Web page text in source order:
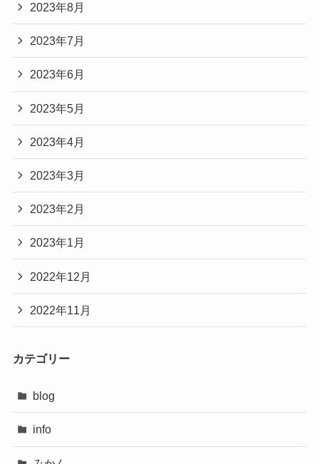
2023年8月
2023年7月
2023年6月
2023年5月
2023年4月
2023年3月
2023年2月
2023年1月
2022年12月
2022年11月
カテゴリー
blog
info